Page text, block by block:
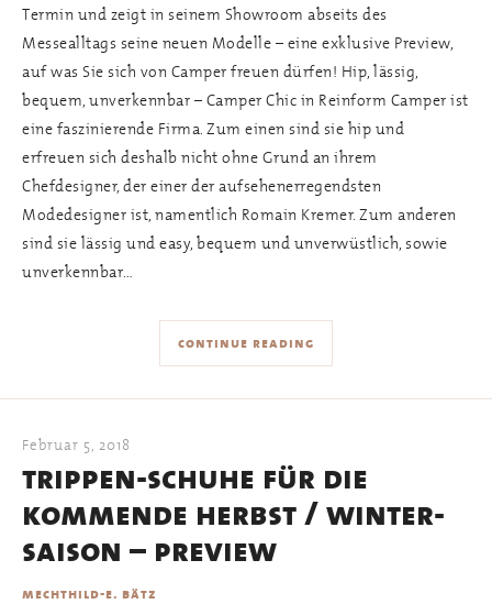
Termin und zeigt in seinem Showroom abseits des
Messealltags seine neuen Modelle – eine exklusive Preview,
auf was Sie sich von Camper freuen dürfen! Hip, lässig,
bequem, unverkennbar – Camper Chic in Reinform Camper ist
eine faszinierende Firma. Zum einen sind sie hip und
erfreuen sich deshalb nicht ohne Grund an ihrem
Chefdesigner, der einer der aufsehenerregendsten
Modedesigner ist, namentlich Romain Kremer. Zum anderen
sind sie lässig und easy, bequem und unverwüstlich, sowie
unverkennbar…
continue reading
Februar 5, 2018
trippen-schuhe für die
kommende herbst / winter-
saison – preview
mechthild-e. bätz